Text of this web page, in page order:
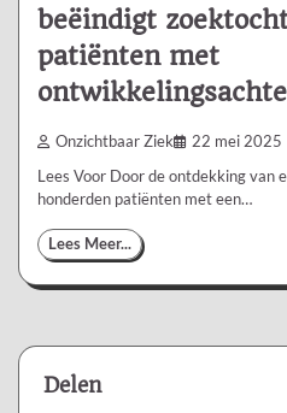
beëindigt
patiënten met
Onzichtbaar Ziek 22 mei 2025
Lees Voor Door de ontdekking van
honderden patiënten met een…
Lees Meer...
Delen